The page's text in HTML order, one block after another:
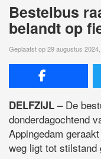
Bestelbus
belandt op
Geplaatst op 29 augustus
DELFZIJL – De
donderdagochtend
Appingedam
weg ligt tot stilstand